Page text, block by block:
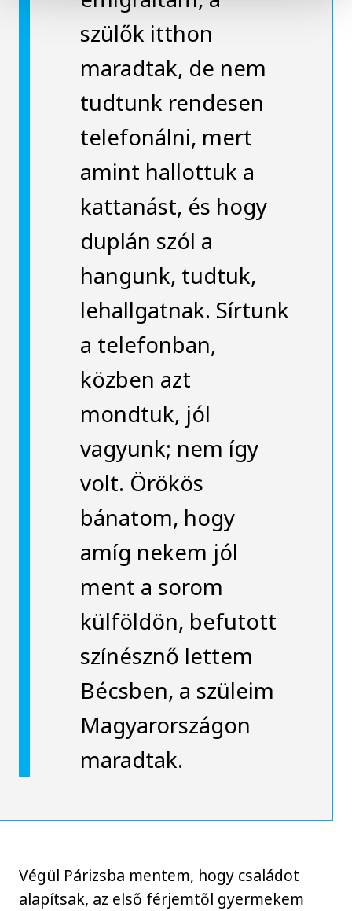
szülők itthon
maradtak, de nem
tudtunk rendesen
telefonálni, mert
amint hallottuk a
kattanást, és hogy
duplán szól a
hangunk, tudtuk,
lehallgatnak. Sírtunk
a telefonban,
közben azt
mondtuk, jól
vagyunk; nem így
volt. Örökös
bánatom, hogy
amíg nekem jól
ment a sorom
külföldön, befutott
színésznő lettem
Bécsben, a szüleim
Magyarországon
maradtak.
Végül Párizsba mentem, hogy családot
alapítsak, az első férjemtől gyermekem